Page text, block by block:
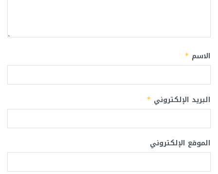
الاسم *
البريد الإلكتروني *
الموقع الإلكتروني